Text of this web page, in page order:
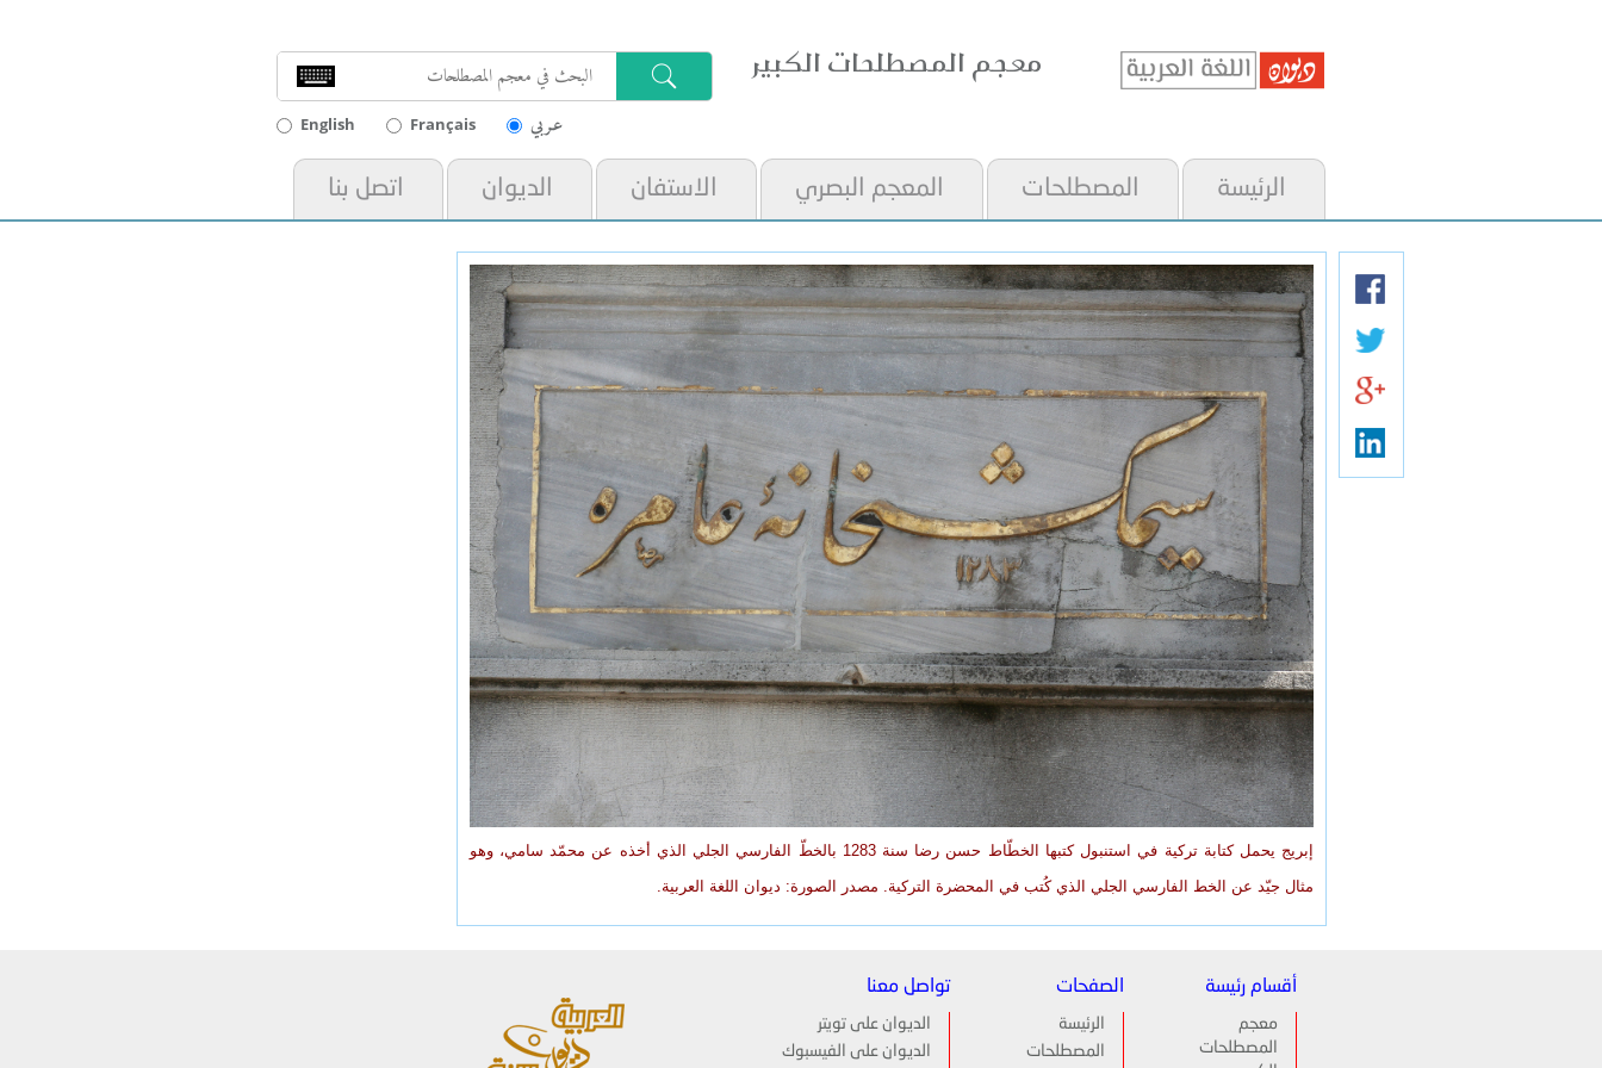
معجم المصطلحات الكبير
English Français عـربي
الرئيسة المصطلحات المعجم البصري الاستفان الديوان اتصل بنا
إبريج يحمل كتابة تركية في استنبول كتبها الخطّاط حسن رضا سنة 1283 بالخطّ الفارسي الجلي الذي أخذه عن محمّد سامي، وهو
مثال جيّد عن الخط الفارسي الجلي الذي كُتب في المحضرة التركية. مصدر الصورة: ديوان اللغة العربية.
أقسام رئيسة
معجم
المصطلحات
الصفحات
الرئيسة
المصطلحات
تواصل معنا
الديوان على تويتر
الديوان على الفيسبوك